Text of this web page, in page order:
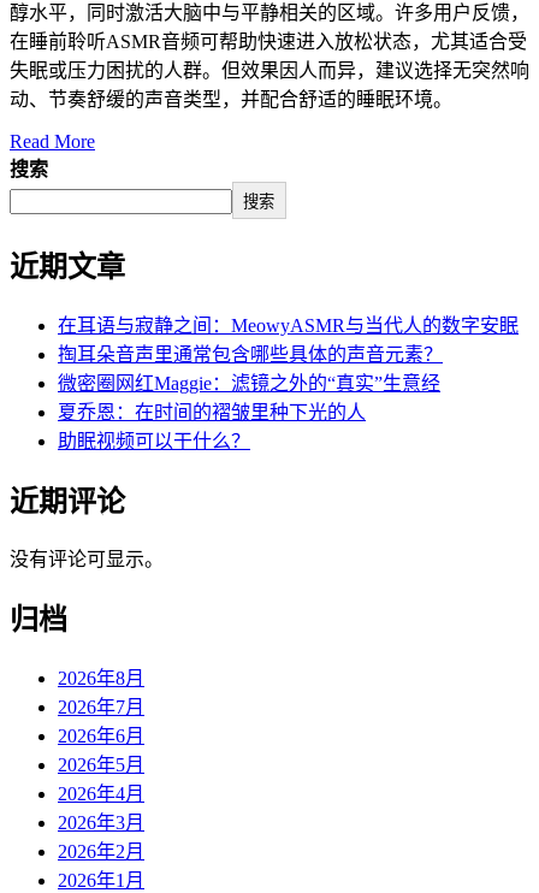
醇水平，同时激活大脑中与平静相关的区域。许多用户反馈，
在睡前聆听ASMR音频可帮助快速进入放松状态，尤其适合受
失眠或压力困扰的人群。但效果因人而异，建议选择无突然响
动、节奏舒缓的声音类型，并配合舒适的睡眠环境。
Read More
搜索
搜索
近期文章
在耳语与寂静之间：MeowyASMR与当代人的数字安眠
掏耳朵音声里通常包含哪些具体的声音元素？
微密圈网红Maggie：滤镜之外的“真实”生意经
夏乔恩：在时间的褶皱里种下光的人
助眠视频可以干什么？
近期评论
没有评论可显示。
归档
2026年8月
2026年7月
2026年6月
2026年5月
2026年4月
2026年3月
2026年2月
2026年1月